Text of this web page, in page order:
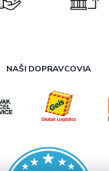
NAŠI DOPRAVCOVIA